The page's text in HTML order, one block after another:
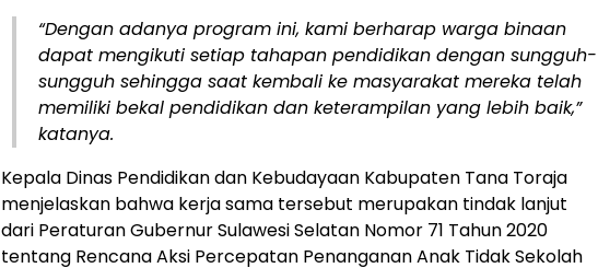
“Dengan adanya program ini, kami berharap warga binaan
dapat mengikuti setiap tahapan pendidikan dengan sungguh-
sungguh sehingga saat kembali ke masyarakat mereka telah
memiliki bekal pendidikan dan keterampilan yang lebih baik,”
katanya.
Kepala Dinas Pendidikan dan Kebudayaan Kabupaten Tana Toraja
menjelaskan bahwa kerja sama tersebut merupakan tindak lanjut
dari Peraturan Gubernur Sulawesi Selatan Nomor 71 Tahun 2020
tentang Rencana Aksi Percepatan Penanganan Anak Tidak Sekolah